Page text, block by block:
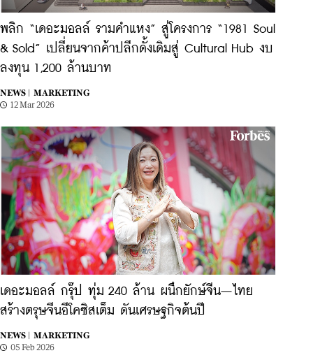
พลิก “เดอะมอลล์ รามคำแหง” สู่โครงการ “1981 Soul
& Sold” เปลี่ยนจากค้าปลีกดั้งเดิมสู่ Cultural Hub งบ
ลงทุน 1,200 ล้านบาท
NEWS |
MARKETING
12 Mar 2026
เดอะมอลล์ กรุ๊ป ทุ่ม 240 ล้าน ผนึกยักษ์จีน–ไทย
สร้างตรุษจีนอีโคซิสเต็ม ดันเศรษฐกิจต้นปี
NEWS |
MARKETING
05 Feb 2026